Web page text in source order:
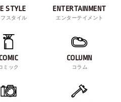
STYLE
フスタイル
ENTERTAINMENT
エンターテイメント
ミック
COLUMN
コラム